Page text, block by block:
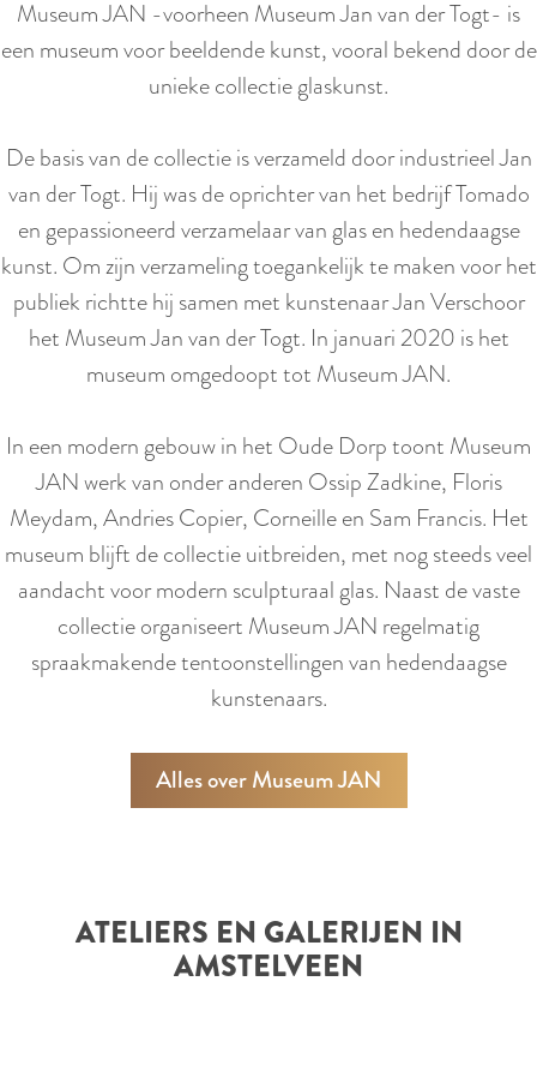
Museum JAN -voorheen Museum Jan van der Togt- is
een museum voor beeldende kunst, vooral bekend door de
unieke collectie glaskunst.
De basis van de collectie is verzameld door industrieel Jan
van der Togt. Hij was de oprichter van het bedrijf Tomado
en gepassioneerd verzamelaar van glas en hedendaagse
kunst. Om zijn verzameling toegankelijk te maken voor het
publiek richtte hij samen met kunstenaar Jan Verschoor
het Museum Jan van der Togt. In januari 2020 is het
museum omgedoopt tot Museum JAN.
In een modern gebouw in het Oude Dorp toont Museum
JAN werk van onder anderen Ossip Zadkine, Floris
Meydam, Andries Copier, Corneille en Sam Francis. Het
museum blijft de collectie uitbreiden, met nog steeds veel
aandacht voor modern sculpturaal glas. Naast de vaste
collectie organiseert Museum JAN regelmatig
spraakmakende tentoonstellingen van hedendaagse
kunstenaars.
Alles over Museum JAN
ATELIERS EN GALERIJEN IN
AMSTELVEEN